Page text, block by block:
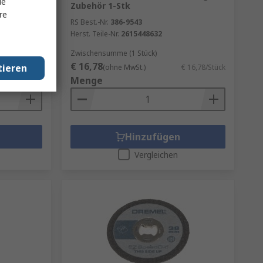
23,19/Stück
Zubehör 1-Stk
RS Best.-Nr. 386-9543
Herst. Teile-Nr. 2615448632
Zwischensumme (1 Stück)
€ 16,78(ohne MwSt.) € 16,78/Stück
Menge
Hinzufügen
Vergleichen